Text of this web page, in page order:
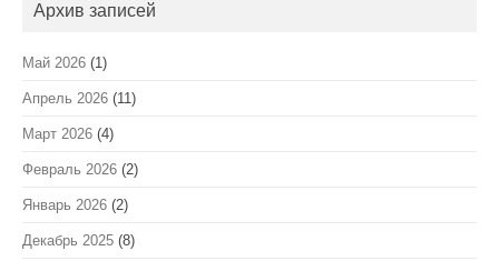
Архив записей
Май 2026 (1)
Апрель 2026 (11)
Март 2026 (4)
Февраль 2026 (2)
Январь 2026 (2)
Декабрь 2025 (8)